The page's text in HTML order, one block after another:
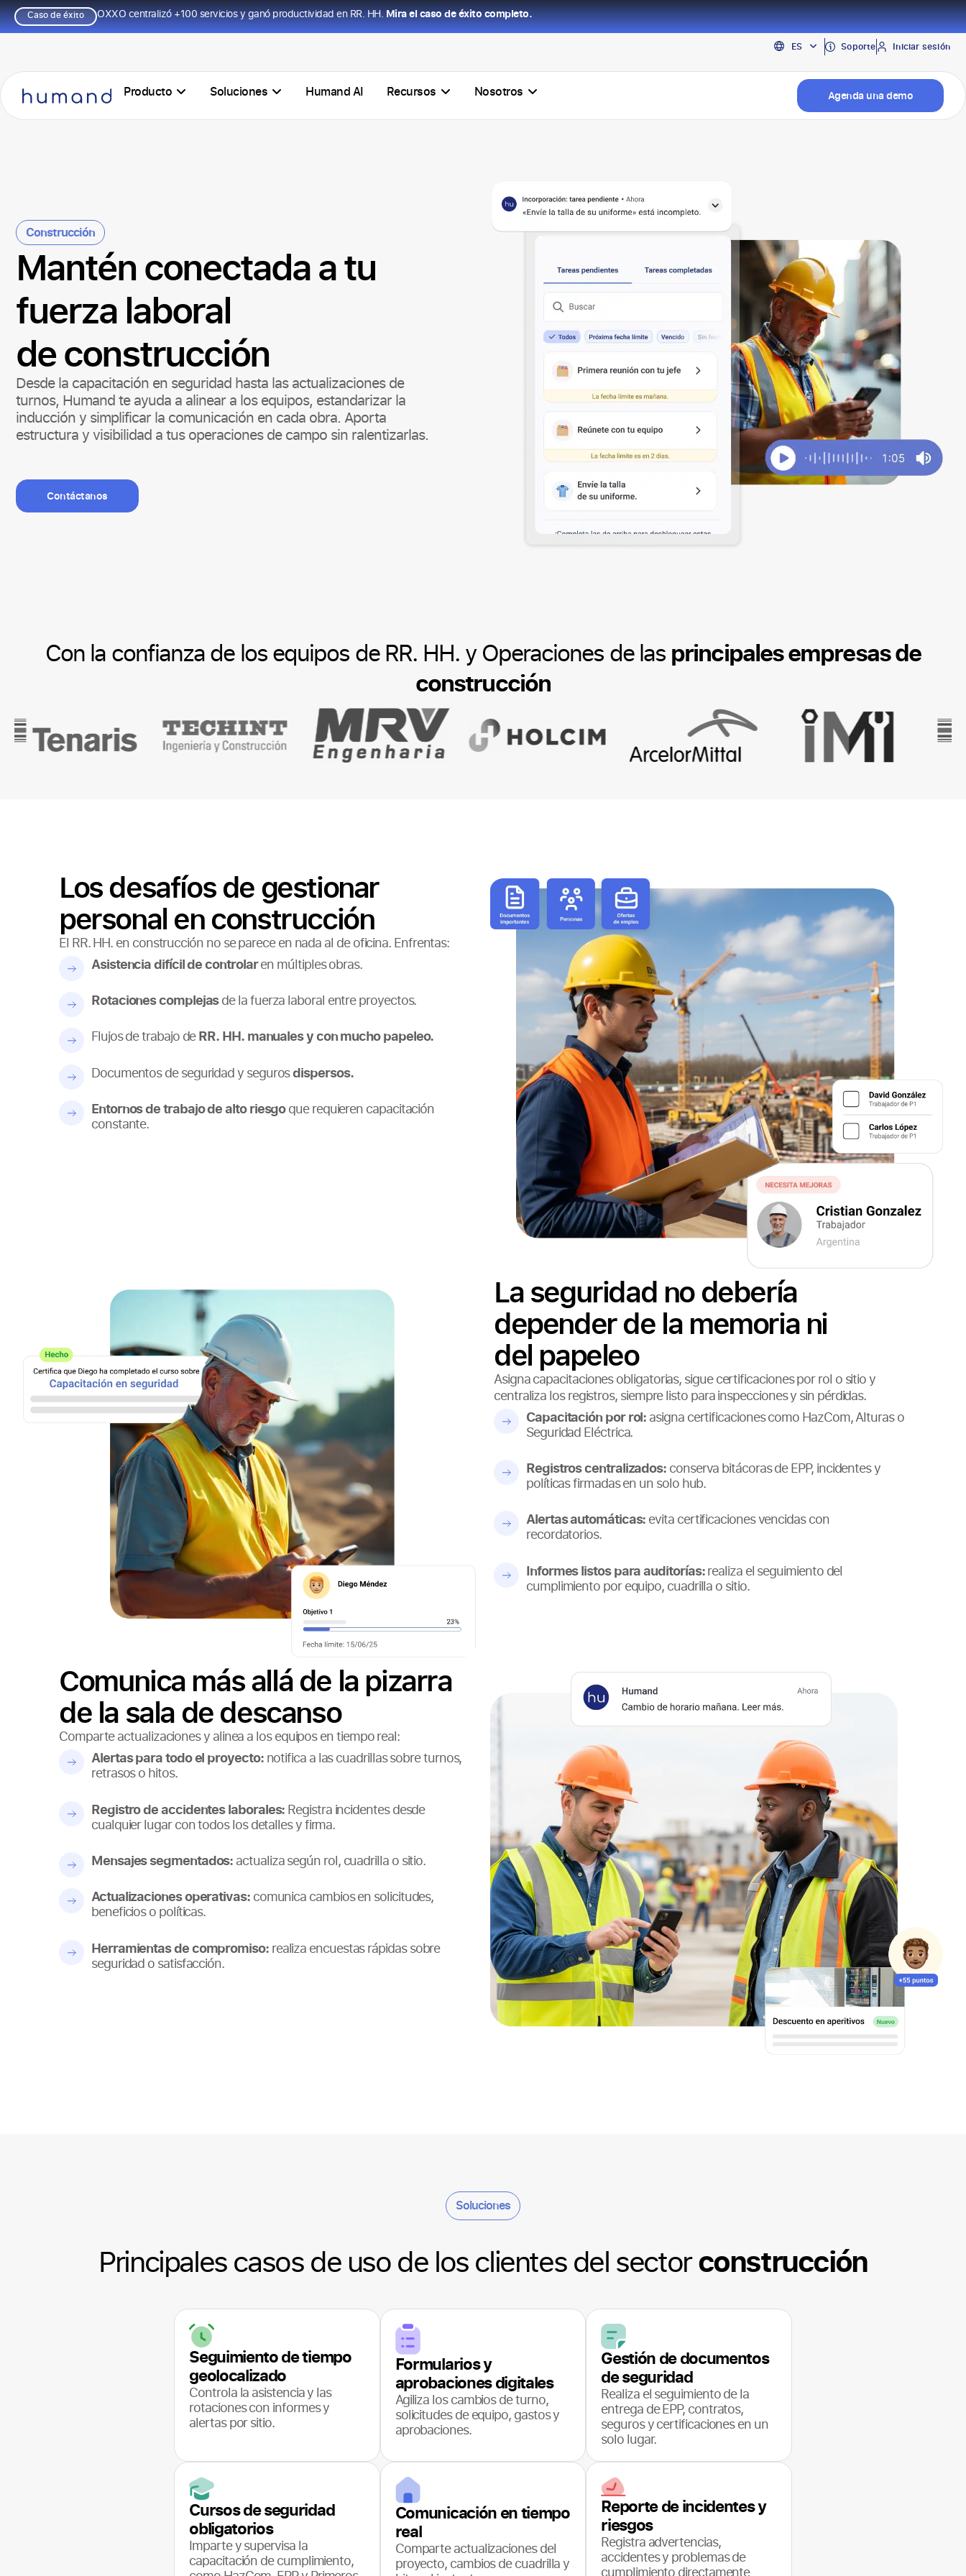
Caso de éxito OXXO centralizó +100 servicios y ganó productividad en RR. HH.Mira el caso de éxito completo.
ES
EN
PT
Soporte Iniciar sesión
Producto Soluciones Humand AI Recursos Nosotros Agenda una demo
Construcción
Mantén conectada a tu
fuerza laboral
de construcción
Desde la capacitación en seguridad hasta las actualizaciones de
turnos, Humand te ayuda a alinear a los equipos, estandarizar la
inducción y simplificar la comunicación en cada obra. Aporta
estructura y visibilidad a tus operaciones de campo sin ralentizarlas.
Contáctanos
Con la confianza de los equipos de RR. HH. y Operaciones de las principales empresas de
construcción
Los desafíos de gestionar
personal en construcción
El RR. HH. en construcción no se parece en nada al de oficina. Enfrentas:
Asistencia difícil de controlaren múltiples obras.
Rotaciones complejasde la fuerza laboral entre proyectos.
Flujos de trabajo deRR. HH. manuales y con mucho papeleo.
Documentos de seguridad y segurosdispersos.
Entornos de trabajo de alto riesgoque requieren capacitación
constante.
La seguridad no debería
depender de la memoria ni
del papeleo
Asigna capacitaciones obligatorias, sigue certificaciones por rol o sitio y
centraliza los registros, siempre listo para inspecciones y sin pérdidas.
Capacitación por rol: asigna certificaciones como HazCom, Alturas o
Seguridad Eléctrica.
Registros centralizados: conserva bitácoras de EPP, incidentes y
políticas firmadas en un solo hub.
Alertas automáticas: evita certificaciones vencidas con
recordatorios.
Informes listos para auditorías:realiza el seguimiento del
cumplimiento por equipo, cuadrilla o sitio.
Comunica más allá de la pizarra
de la sala de descanso
Comparte actualizaciones y alinea a los equipos en tiempo real:
Alertas para todo el proyecto:notifica a las cuadrillas sobre turnos,
retrasos o hitos.
Registro de accidentes laborales: Registra incidentes desde
cualquier lugar con todos los detalles y firma.
Mensajes segmentados: actualiza según rol, cuadrilla o sitio.
Actualizaciones operativas:comunica cambios en solicitudes,
beneficios o políticas.
Herramientas de compromiso:realiza encuestas rápidas sobre
seguridad o satisfacción.
Soluciones
Principales casos de uso de los clientes del sectorconstrucción
Seguimiento de tiempo
geolocalizado
Controla la asistencia y las
rotaciones con informes y
alertas por sitio.
Formularios y
aprobaciones digitales
Agiliza los cambios de turno,
solicitudes de equipo, gastos y
aprobaciones.
Gestión de documentos
de seguridad
Realiza el seguimiento de la
entrega de EPP, contratos,
seguros y certificaciones en un
solo lugar.
Cursos de seguridad
obligatorios
Imparte y supervisa la
capacitación de cumplimiento,
Comunicación en tiempo
real
Comparte actualizaciones del
proyecto, cambios de cuadrilla y
Reporte de incidentes y
riesgos
Registra advertencias,
accidentes y problemas de
cumplimiento directamente